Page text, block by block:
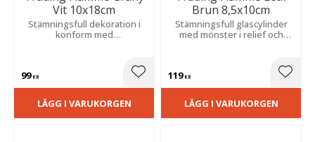
Vit 10x18cm
Stämningsfull dekoration i
konform med
gör den både praktisk och
99KR Lägg till i favoriter
LÄGG I VARUKORGEN
Brun 8,5x10cm
Stämningsfull glascylinder
med mönster i relief och
tändningen för en trygg och
ombonad atmosfär.
119KR
LÄGG I VARUKORGEN